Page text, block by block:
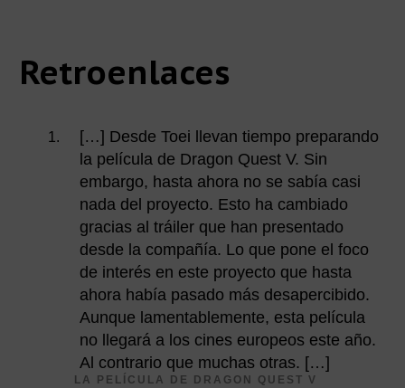
Interacciones
con
los
lectores
Retroenlaces
LA PELÍCULA DE DRAGON QUEST V
[…] Desde Toei llevan tiempo preparando
la película de Dragon Quest V. Sin
embargo, hasta ahora no se sabía casi
nada del proyecto. Esto ha cambiado
gracias al tráiler que han presentado
desde la compañía. Lo que pone el foco
de interés en este proyecto que hasta
ahora había pasado más desapercibido.
Aunque lamentablemente, esta película
no llegará a los cines europeos este año.
Al contrario que muchas otras. […]